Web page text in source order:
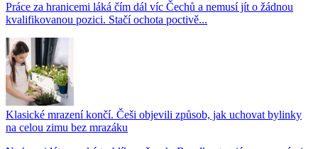
Práce za hranicemi láká čím dál víc Čechů a nemusí jít o žádnou
kvalifikovanou pozici. Stačí ochota poctivě...
Klasické mrazení končí. Češi objevili způsob, jak uchovat bylinky
na celou zimu bez mrazáku